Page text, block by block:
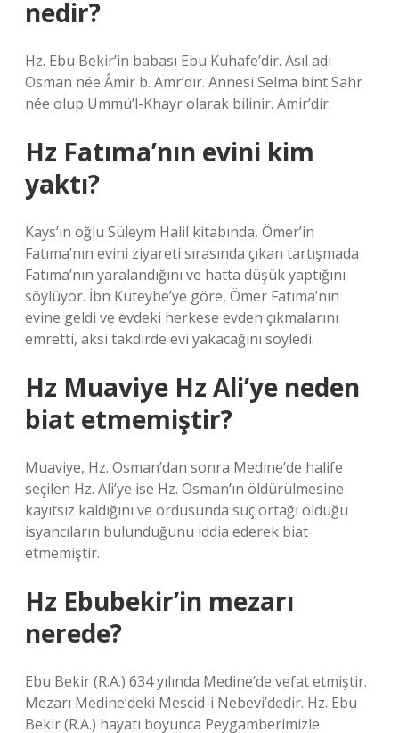
nedir?
Hz. Ebu Bekir’in babası Ebu Kuhafe’dir. Asıl adı
Osman née Âmir b. Amr’dır. Annesi Selma bint Sahr
née olup Ummü’l-Khayr olarak bilinir. Amir’dir.
Hz Fatıma’nın evini kim
yaktı?
Kays’ın oğlu Süleym Halil kitabında, Ömer’in
Fatıma’nın evini ziyareti sırasında çıkan tartışmada
Fatıma’nın yaralandığını ve hatta düşük yaptığını
söylüyor. İbn Kuteybe’ye göre, Ömer Fatıma’nın
evine geldi ve evdeki herkese evden çıkmalarını
emretti, aksi takdirde evi yakacağını söyledi.
Hz Muaviye Hz Ali’ye neden
biat etmemiştir?
Muaviye, Hz. Osman’dan sonra Medine’de halife
seçilen Hz. Ali’ye ise Hz. Osman’ın öldürülmesine
kayıtsız kaldığını ve ordusunda suç ortağı olduğu
isyancıların bulunduğunu iddia ederek biat
etmemiştir.
Hz Ebubekir’in mezarı
nerede?
Ebu Bekir (R.A.) 634 yılında Medine’de vefat etmiştir.
Mezarı Medine’deki Mescid-i Nebevi’dedir. Hz. Ebu
Bekir (R.A.) hayatı boyunca Peygamberimizle